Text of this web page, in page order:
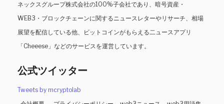
ネックスグループ株式会社の100%子会社であり、暗号資産・
WEB3・ブロックチェーンに関するニュースレターやリサーチ、相場
展望を配信している他、ビットコインがもらえる二ュースアプリ
「Cheeese」などのサービスを運営しています。
公式ツイッター
Tweets by mcryptolab